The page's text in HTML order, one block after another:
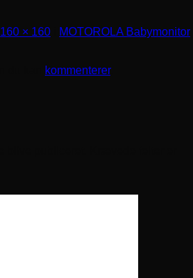
160 × 160
MOTOROLA Babymonitor
kommenterer.